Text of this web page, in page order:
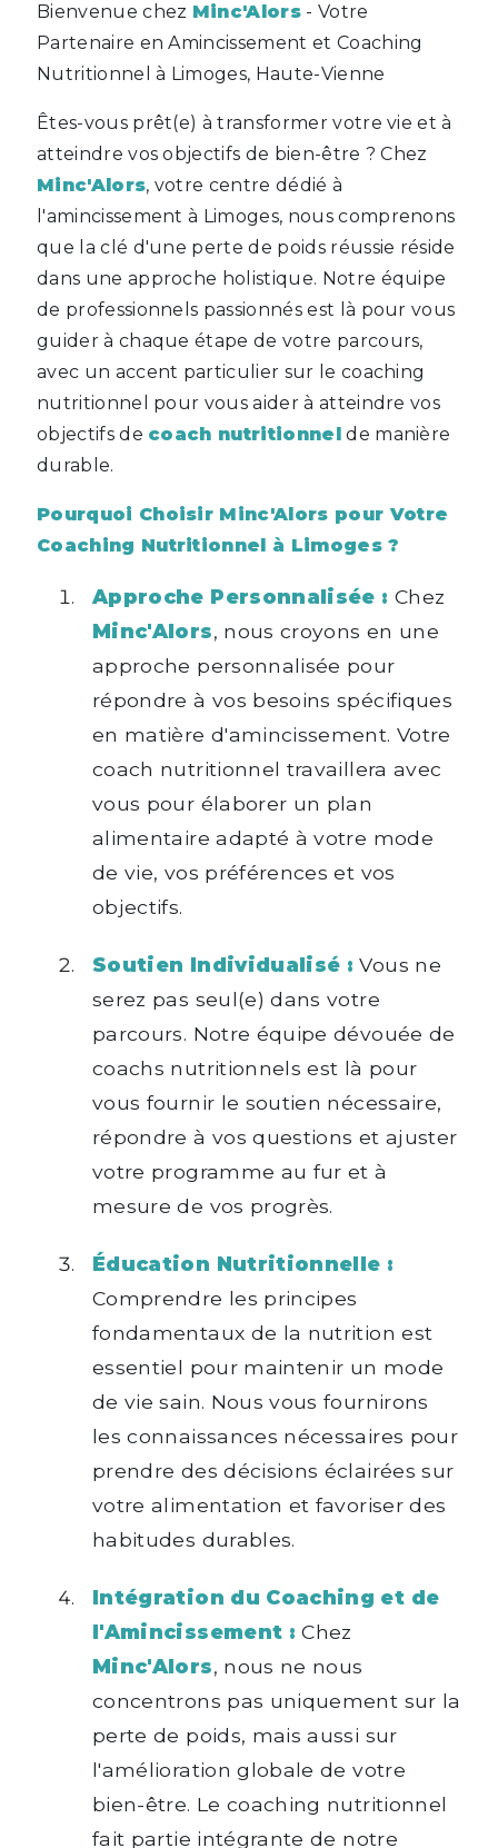
Bienvenue chez Minc'Alors - Votre
Partenaire en Amincissement et Coaching
Nutritionnel à Limoges, Haute-Vienne
Êtes-vous prêt(e) à transformer votre vie et à
atteindre vos objectifs de bien-être ? Chez
Minc'Alors, votre centre dédié à
l'amincissement à Limoges, nous comprenons
que la clé d'une perte de poids réussie réside
dans une approche holistique. Notre équipe
de professionnels passionnés est là pour vous
guider à chaque étape de votre parcours,
avec un accent particulier sur le coaching
nutritionnel pour vous aider à atteindre vos
objectifs de coach nutritionnelde manière
durable.
Pourquoi Choisir Minc'Alors pour Votre
Coaching Nutritionnel à Limoges ?
Approche Personnalisée : Chez
Minc'Alors, nous croyons en une
approche personnalisée pour
répondre à vos besoins spécifiques
en matière d'amincissement. Votre
coach nutritionnel travaillera avec
vous pour élaborer un plan
alimentaire adapté à votre mode
de vie, vos préférences et vos
objectifs.
Soutien Individualisé : Vous ne
serez pas seul(e) dans votre
parcours. Notre équipe dévouée de
coachs nutritionnels est là pour
vous fournir le soutien nécessaire,
répondre à vos questions et ajuster
votre programme au fur et à
mesure de vos progrès.
Éducation Nutritionnelle :
Comprendre les principes
fondamentaux de la nutrition est
essentiel pour maintenir un mode
de vie sain. Nous vous fournirons
les connaissances nécessaires pour
prendre des décisions éclairées sur
votre alimentation et favoriser des
habitudes durables.
Intégration du Coaching et de
l'Amincissement : Chez
Minc'Alors, nous ne nous
concentrons pas uniquement sur la
perte de poids, mais aussi sur
l'amélioration globale de votre
bien-être. Le coaching nutritionnel
fait partie intégrante de notre